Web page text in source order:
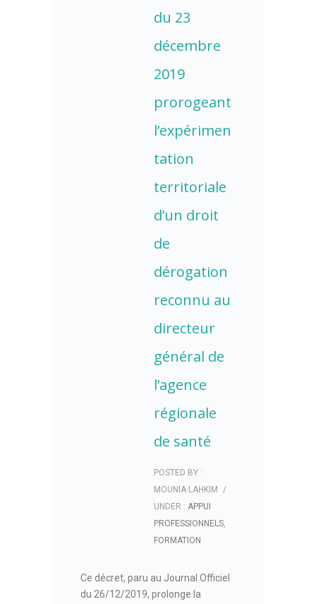
du 23
décembre
2019
prorogeant
l’expérimen
tation
territoriale
d’un droit
de
dérogation
reconnu au
directeur
général de
l’agence
régionale
de santé
POSTED BY :
MOUNIA LAHKIM
/
UNDER : APPUI
PROFESSIONNELS,
FORMATION
Ce décret, paru au Journal Officiel
du 26/12/2019, prolonge la